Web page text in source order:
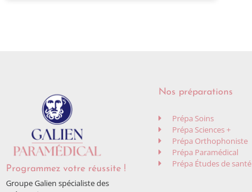
Programmez votre réussite !
Groupe Galien spécialiste des
Nos préparations
Prépa Soins
Prépa Sciences +
Prépa Orthophoniste
Prépa Paramédical
Prépa Études de santé